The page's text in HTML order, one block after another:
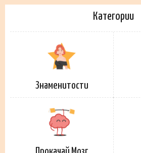
Категории
Знаменитости